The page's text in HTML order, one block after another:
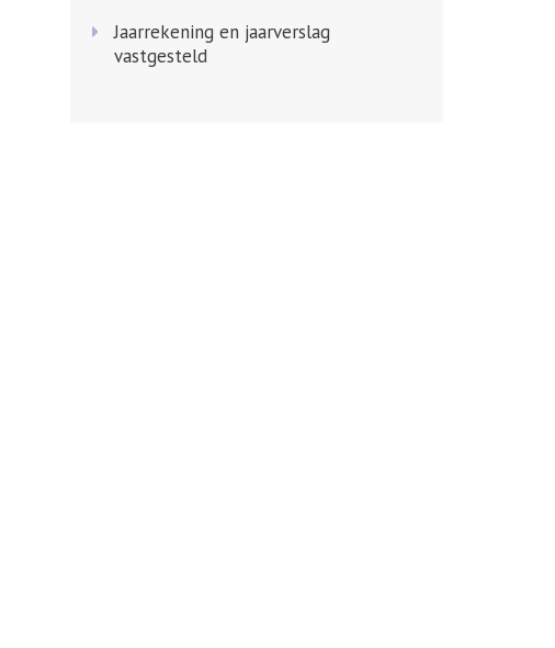
Jaarrekening en jaarverslag
vastgesteld